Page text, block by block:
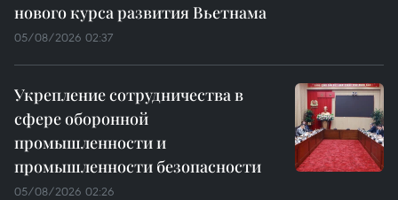
нового курса развития Вьетнама
05/08/2026 02:37
Укрепление сотрудничества в
сфере оборонной
промышленности и
промышленности безопасности
05/08/2026 02:26